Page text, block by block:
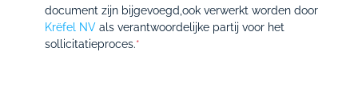
document zijn bijgevoegd,ook verwerkt worden door
Krëfel NV als verantwoordelijke partij voor het
sollicitatieproces.*